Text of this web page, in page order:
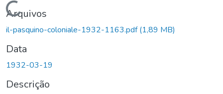
Carregando...
Arquivos
il-pasquino-coloniale-1932-1163.pdf(1,89 MB)
Data
1932-03-19
Descrição